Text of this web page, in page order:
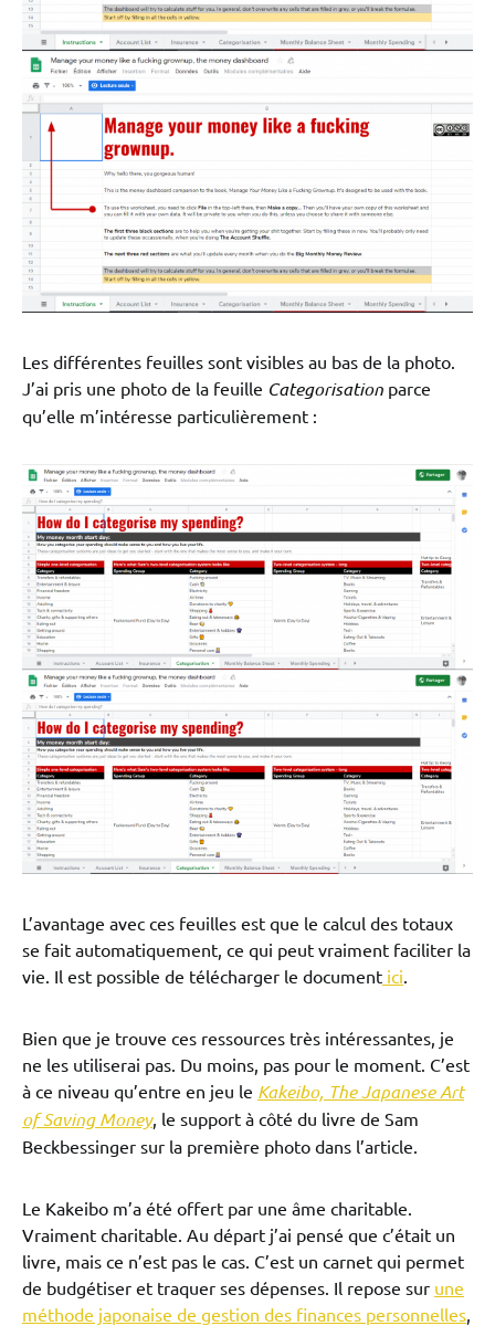
Les différentes feuilles sont visibles au bas de la photo.
J’ai pris une photo de la feuille Categorisation parce
qu’elle m’intéresse particulièrement :
L’avantage avec ces feuilles est que le calcul des totaux
se fait automatiquement, ce qui peut vraiment faciliter la
vie. Il est possible de télécharger le document ici.
Bien que je trouve ces ressources très intéressantes, je
ne les utiliserai pas. Du moins, pas pour le moment. C’est
à ce niveau qu’entre en jeu le Kakeibo, The Japanese Art
of Saving Money, le support à côté du livre de Sam
Beckbessinger sur la première photo dans l’article.
Le Kakeibo m’a été offert par une âme charitable.
Vraiment charitable. Au départ j’ai pensé que c’était un
livre, mais ce n’est pas le cas. C’est un carnet qui permet
de budgétiser et traquer ses dépenses. Il repose sur une
méthode japonaise de gestion des finances personnelles,